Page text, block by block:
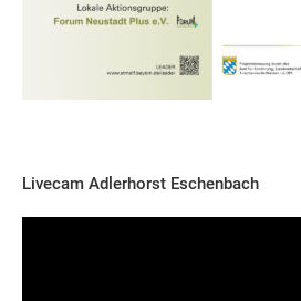
Livecam Adlerhorst Eschenbach